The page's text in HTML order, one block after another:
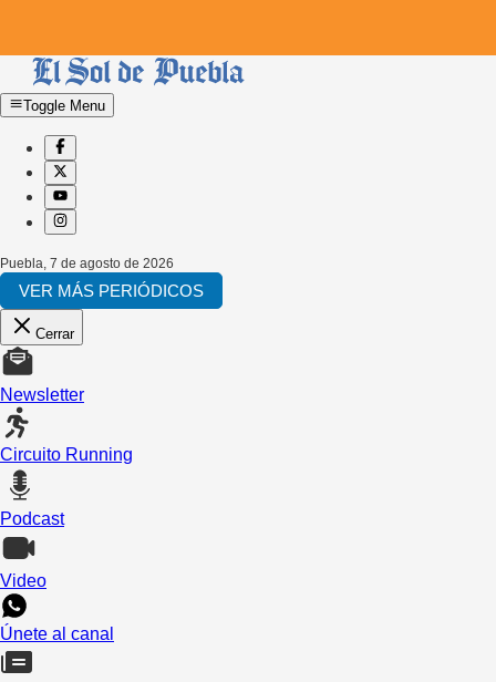
Toggle Menu
Puebla 7 de agosto de 2026
VER MÁS PERIÓDICOS
Cerrar
Newsletter
Circuito Running
Podcast
Video
Únete al canal